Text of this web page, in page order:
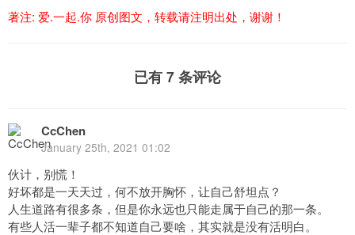
著注: 爱.一起.你 原创图文，转载请注明出处，谢谢！
已有 7 条评论
CcChen
January 25th, 2021 01:02
伙计，别慌！
好坏都是一天天过，何不放开胸怀，让自己舒坦点？
人生道路有很多条，但是你永远也只能走属于自己的那一条。
有些人活一辈子都不知道自己要啥，其实就是没有活明白。